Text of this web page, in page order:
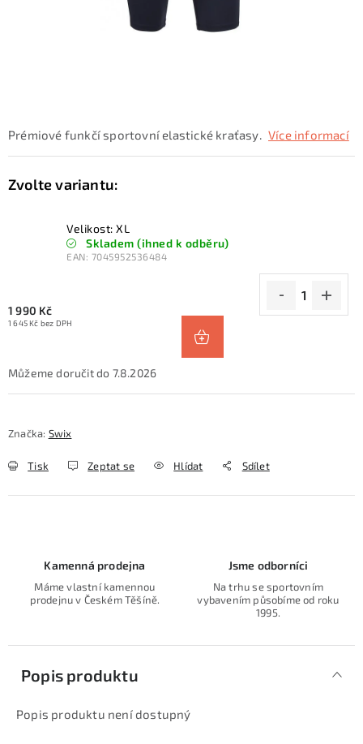
Prémiové funkčí sportovní elastické kraťasy. Více informací
Velikost: XL
Skladem (ihned k odběru)
EAN: 7045952536484
1 990 Kč
1 645 Kč bez DPH
7.8.2026
Značka: Swix
Tisk Zeptat se Hlídat Sdílet
Kamenná prodejna
Máme vlastní kamennou
prodejnu v Českém Těšíně.
Jsme odborníci
Na trhu se sportovním
vybavením působíme od roku
1995.
Popis produktu
Popis produktu není dostupný